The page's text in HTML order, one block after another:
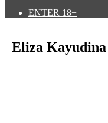
ENTER 18+
Eliza Kayudina